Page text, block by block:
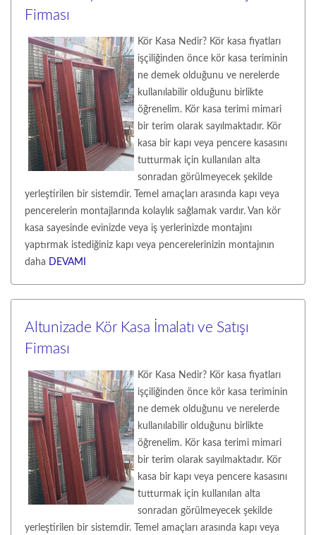
Firması
Kör Kasa Nedir? Kör kasa fiyatları
işçiliğinden önce kör kasa teriminin
ne demek olduğunu ve nerelerde
kullanılabilir olduğunu birlikte
öğrenelim. Kör kasa terimi mimari
bir terim olarak sayılmaktadır. Kör
kasa bir kapı veya pencere kasasını
tutturmak için kullanılan alta
sonradan görülmeyecek şekilde
yerleştirilen bir sistemdir. Temel amaçları arasında kapı veya
pencerelerin montajlarında kolaylık sağlamak vardır. Van kör
kasa sayesinde evinizde veya iş yerlerinizde montajını
yaptırmak istediğiniz kapı veya pencerelerinizin montajının
daha DEVAMI
Altunizade Kör Kasa İmalatı ve Satışı
Firması
Kör Kasa Nedir? Kör kasa fiyatları
işçiliğinden önce kör kasa teriminin
ne demek olduğunu ve nerelerde
kullanılabilir olduğunu birlikte
öğrenelim. Kör kasa terimi mimari
bir terim olarak sayılmaktadır. Kör
kasa bir kapı veya pencere kasasını
tutturmak için kullanılan alta
sonradan görülmeyecek şekilde
yerleştirilen bir sistemdir. Temel amaçları arasında kapı veya